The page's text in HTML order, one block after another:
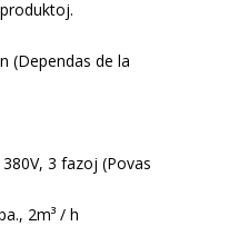
(Dependas de la
3 fazoj (Povas
2m³ / h